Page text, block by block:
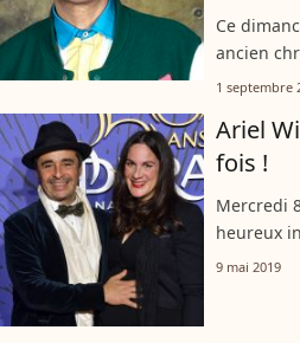
Ce
ancien
France
1 septembre
Ariel
fois !
Mercredi
heureux
Garnier, à
9 mai 2019